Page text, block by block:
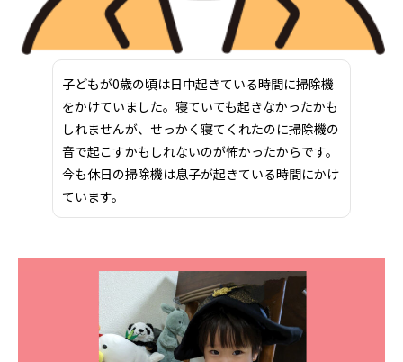
子どもが0歳の頃は日中起きている時間に掃除機
をかけていました。寝ていても起きなかったかも
しれませんが、せっかく寝てくれたのに掃除機の
音で起こすかもしれないのが怖かったからです。
今も休日の掃除機は息子が起きている時間にかけ
ています。